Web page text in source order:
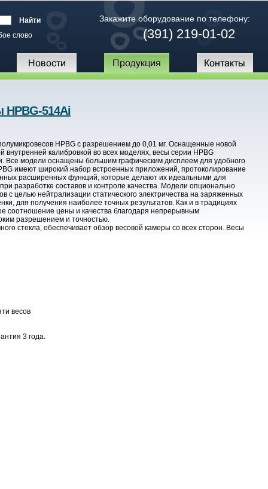
слово
Закажите оборудование по телефону:
(391) 219-01-02
HPBG-514Ai
HPBG с разрешением до 0,01 мг. Оснащенные новой
внутренней калибровкой во всех моделях, весы серии HPBG
Все модели оснащены большим графическим дисплеем для удобного
имеют широкий набор встроенных приложений, протоколирование
расширенных функций, которые делают их идеальными для
разработке составов и контроле качества. Модели опционально
целью нейтрализации статического электричества на заряженных
для получения наиболее точных результатов. Как и в традициях
соотношение цены и качества благодаря непрерывным
разрешением и точностью.
стекла, обеспечивает обзор весовой камеры со всех сторон. Весы
весов
3 года.